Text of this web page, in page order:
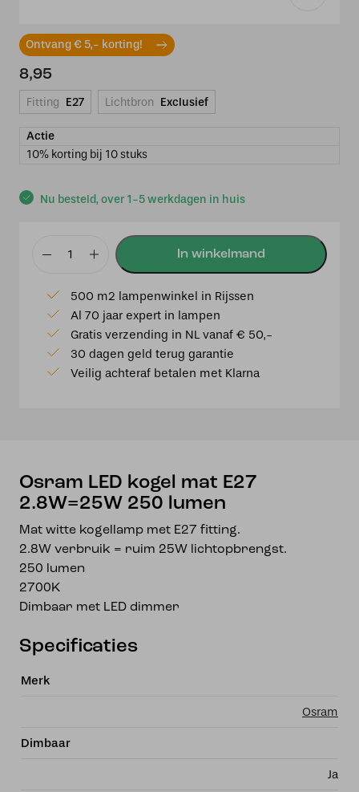
Ontvang € 5,- korting!
Nu besteld, over 1-5 werkdagen in huis
8,95
Fitting E27 Lichtbron Exclusief
Osram
kogel
mat
E27
2.8W=25W
250
500 m2 lampenwinkel in Rijssen
Al 70 jaar expert in lampen
Gratis verzending in NL vanaf € 50,-
30 dagen geld terug garantie
Veilig achteraf betalen met Klarna
Actie
10% korting bij 10 stuks
Osram LED kogel mat E27
2.8W=25W 250 lumen
Mat witte kogellamp met E27 fitting.
2.8W verbruik = ruim 25W lichtopbrengst.
250 lumen
2700K
Dimbaar met LED dimmer
Specificaties
Merk
Osram
Dimbaar
Ja